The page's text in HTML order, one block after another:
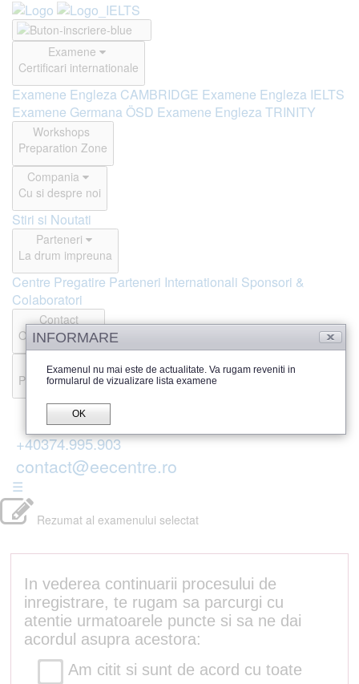
Examene
Certificari internationale
Examene Engleza CAMBRIDGE Examene Engleza IELTS
Examene Germana ÖSD Examene Engleza TRINITY
Workshops
Preparation Zone
Compania
Cu si despre noi
Stiri si Noutati
Parteneri
La drum impreuna
Centre Pregatire Parteneri Internationali Sponsori &
Colaboratori
Contact
Offline si Online
Recenzii
Parerea publicului
+40374.995.903
contact@eecentre.ro
☰
Rezumat al examenului selectat
In vederea continuarii procesului de
inregistrare, te rugam sa parcurgi cu
atentie urmatoarele puncte si sa ne dai
acordul asupra acestora:
Am citit si sunt de acord cu toate
INFORMARE
Examenul nu mai este de actualitate. Va rugam reveniti in
formularul de vizualizare lista examene
OK